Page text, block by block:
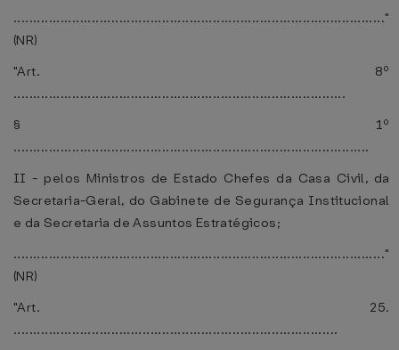
..............................................................................................."
(NR)
"Art. 8º
.....................................................................................
§ 1º
...........................................................................................
II - pelos Ministros de Estado Chefes da Casa Civil, da
Secretaria-Geral, do Gabinete de Segurança Institucional
e da Secretaria de Assuntos Estratégicos;
..............................................................................................."
(NR)
"Art. 25.
...................................................................................